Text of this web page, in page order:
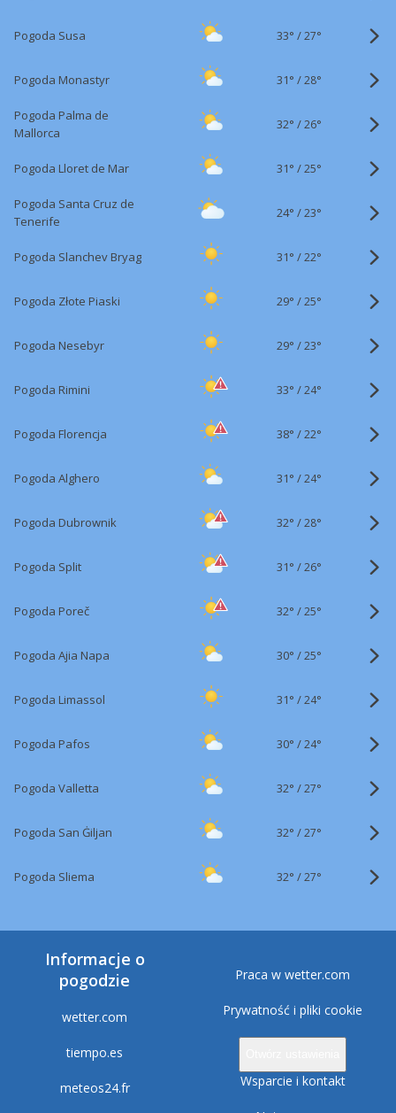
Pogoda Susa 33° /27°
Pogoda Monastyr 31° /28°
Pogoda Palma de
Mallorca
32° /26°
Pogoda Lloret de Mar 31° /25°
Pogoda Santa Cruz de
Tenerife
24° /23°
Pogoda Slanchev Bryag 31° /22°
Pogoda Złote Piaski 29° /25°
Pogoda Nesebyr 29° /23°
Pogoda Rimini 33° /24°
Pogoda Florencja 38° /22°
Pogoda Alghero 31° /24°
Pogoda Dubrownik 32° /28°
Pogoda Split 31° /26°
Pogoda Poreč 32° /25°
Pogoda Ajia Napa 30° /25°
Pogoda Limassol 31° /24°
Pogoda Pafos 30° /24°
Pogoda Valletta 32° /27°
Pogoda San Ġiljan 32° /27°
Pogoda Sliema 32° /27°
Informacje o
pogodzie
wetter.com
tiempo.es
meteos24.fr
Praca w wetter.com
Prywatność i pliki cookie
Wsparcie i kontakt